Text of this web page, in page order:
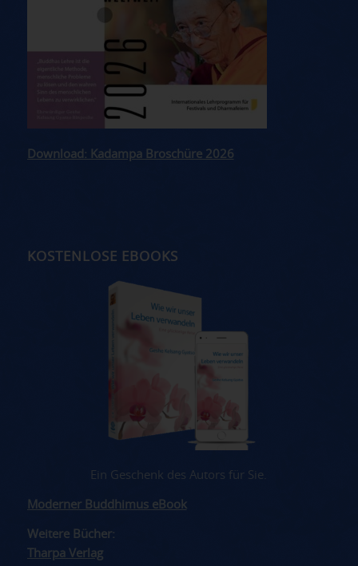
Download: Kadampa Broschüre 2026
KOSTENLOSE EBOOKS
Ein Geschenk des Autors für Sie.
Moderner Buddhimus eBook
Weitere Bücher:
Tharpa Verlag